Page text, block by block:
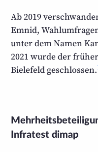
Ab 2019
Emnid,
unter dem Namen
2021 wurde der
Bielefeld geschlossen.
Infratest dimap